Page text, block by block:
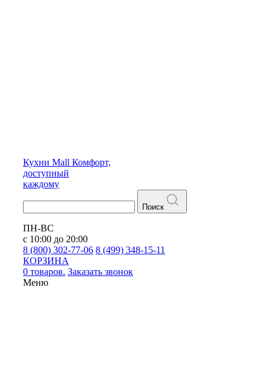
Кухни Mall Комфорт,
доступный
каждому
Поиск
ПН-ВС
с 10:00 до 20:00
8 (800) 302-77-06 8 (499) 348-15-11
КОРЗИНА
0 товаров. Заказать звонок
Меню